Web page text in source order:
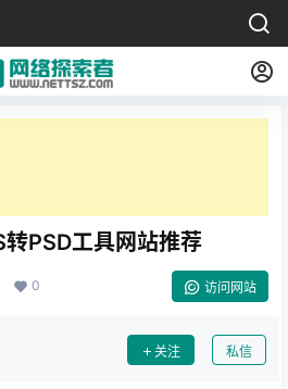
PSD工具网站推荐
0 访问网站
关注 私信